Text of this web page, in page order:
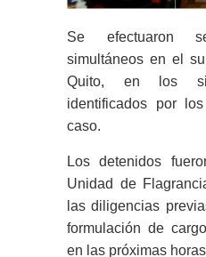
Se efectuaron
simultáneos en el
Quito, en los
identificados por
caso.
Los detenidos
Unidad de
las diligencias
formulación de
en las próximas